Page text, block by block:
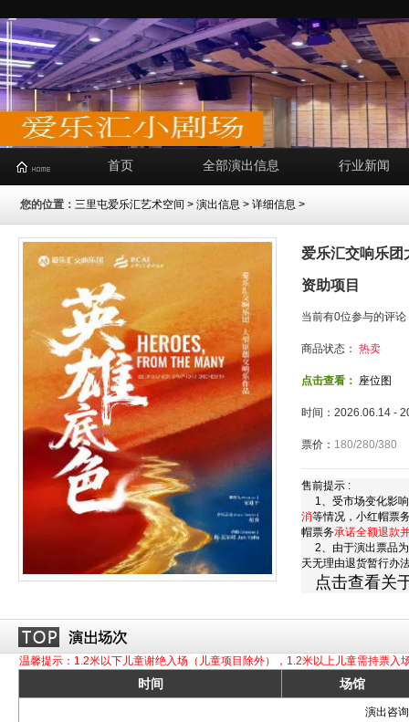
首页 全部演出信息 行业新闻
您的位置： 三里屯爱乐汇艺术空间 > 演出信息 > 详细信息 >
爱乐汇交响乐
资助项目
当前有0位参与的评论
商品状态： 热卖
点击查看： 座位图
时间：2026.06.14 -
票价： 180/280/380
售前提示 :
1、受市场变化影响
消等情况，小红帽票
帽票务承诺全额退款
2、由于演出票品为
天无理由退货暂行办
点击查看关
温馨提示：1.2米以下儿童谢绝入场（儿童项目除外），1.2米以上儿童需持票入
时间 场馆
演出咨